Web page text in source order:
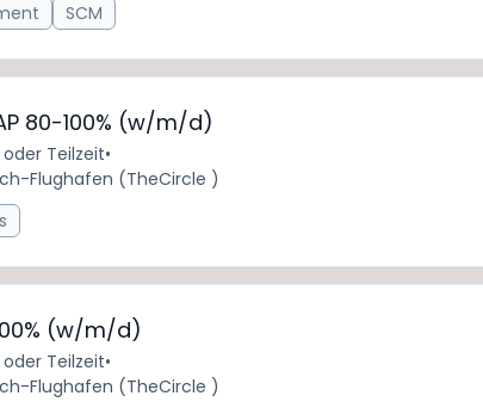
SCM
80-100% (w/m/d)
Teilzeit•
Flughafen (TheCircle )
(w/m/d)
Teilzeit•
Flughafen (TheCircle )